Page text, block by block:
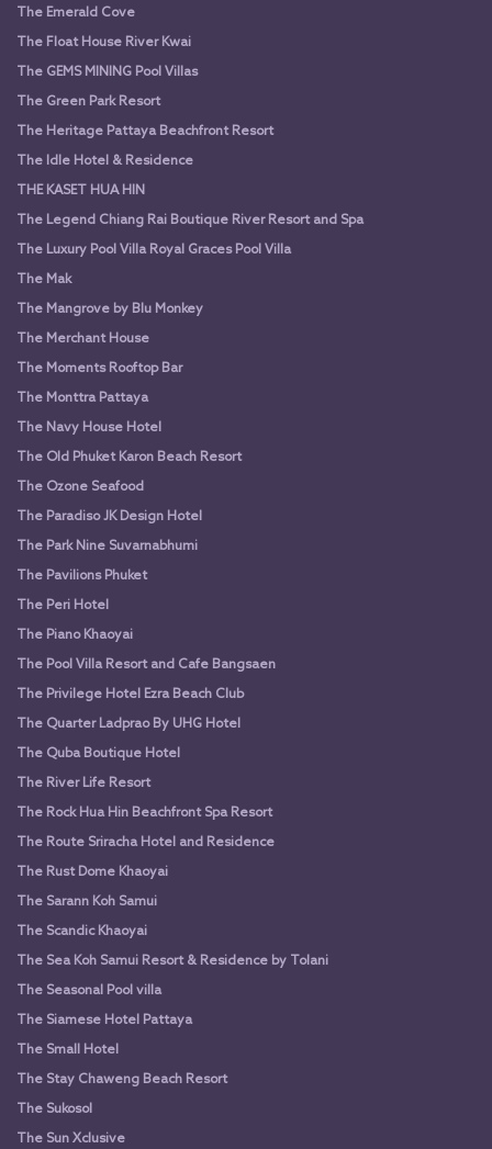
The Emerald Cove
The Float House River Kwai
The GEMS MINING Pool Villas
The Green Park Resort
The Heritage Pattaya Beachfront Resort
The Idle Hotel & Residence
THE KASET HUA HIN
The Legend Chiang Rai Boutique River Resort and Spa
The Luxury Pool Villa Royal Graces Pool Villa
The Mak
The Mangrove by Blu Monkey
The Merchant House
The Moments Rooftop Bar
The Monttra Pattaya
The Navy House Hotel
The Old Phuket Karon Beach Resort
The Ozone Seafood
The Paradiso JK Design Hotel
The Park Nine Suvarnabhumi
The Pavilions Phuket
The Peri Hotel
The Piano Khaoyai
The Pool Villa Resort and Cafe Bangsaen
The Privilege Hotel Ezra Beach Club
The Quarter Ladprao By UHG Hotel
The Quba Boutique Hotel
The River Life Resort
The Rock Hua Hin Beachfront Spa Resort
The Route Sriracha Hotel and Residence
The Rust Dome Khaoyai
The Sarann Koh Samui
The Scandic Khaoyai
The Sea Koh Samui Resort & Residence by Tolani
The Seasonal Pool villa
The Siamese Hotel Pattaya
The Small Hotel
The Stay Chaweng Beach Resort
The Sukosol
The Sun Xclusive